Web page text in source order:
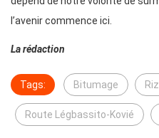
l’avenir commence ici.
La rédaction
Tags: Bitumage
Route Légbassito-Kovié